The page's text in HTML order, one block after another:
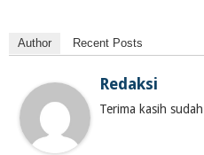
Author Recent Posts
Redaksi
Terima kasih